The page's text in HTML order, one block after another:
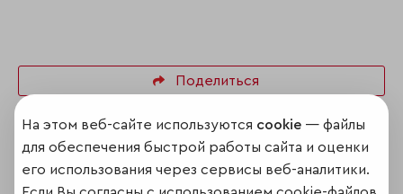
Поделиться
На этом веб-сайте используются cookie — файлы
для обеспечения быстрой работы сайта и оценки
его использования через сервисы веб-аналитики.